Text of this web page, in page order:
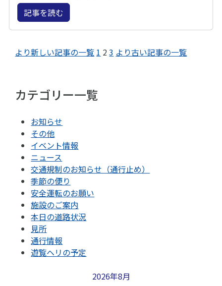
記事を読む
より新しい記事の一覧 1 23 より古い記事の一覧
カテゴリー一覧
お知らせ
その他
イベント情報
ニュース
交通規制のお知らせ（通行止め）
季節の便り
安全運転のお願い
施設のご案内
本日の道路状況
見所
通行情報
遊覧ヘリの予定
2026年8月